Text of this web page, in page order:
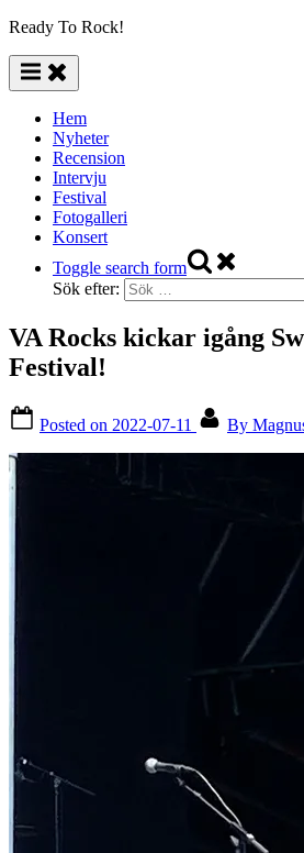
Ready To Rock!
Hem
Nyheter
Recension
Intervju
Festival
Fotogalleri
Konsert
Toggle search form
Sök efter:
VA Rocks kickar igång
Festival!
Posted on 2022-07-11 By